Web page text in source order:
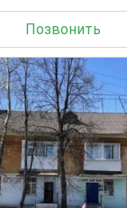
Позвонить